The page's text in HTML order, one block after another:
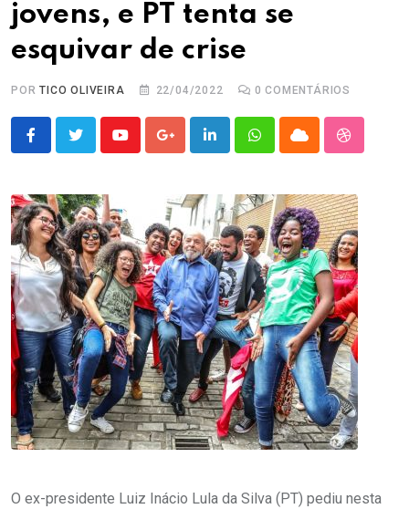
jovens, e PT tenta se
esquivar de crise
PORTICO OLIVEIRA 22/04/2022 0 COMENTÁRIOS
YoutubeGoogle+LinkedInWhatsappCloud
O ex-presidente Luiz Inácio Lula da Silva (PT) pediu nesta